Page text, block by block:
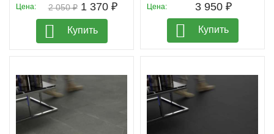
2 050 ₽
Цена: 1 370 ₽
Купить
Цена: 3 950 ₽
Купить